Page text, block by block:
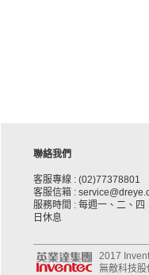
聯絡我們
客服專線 : (02)77378801
客服信箱 :
服務時間 : 每週一、二、
日休息
2017
無敵科技